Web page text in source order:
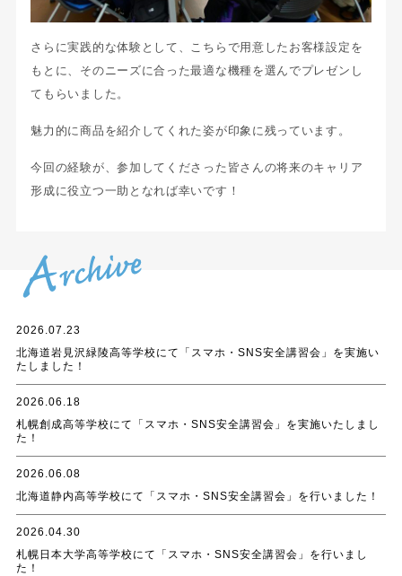
さらに実践的な体験として、こちらで用意したお客様設定を
もとに、そのニーズに合った最適な機種を選んでプレゼンし
てもらいました。
魅力的に商品を紹介してくれた姿が印象に残っています。
今回の経験が、参加してくださった皆さんの将来のキャリア
形成に役立つ一助となれば幸いです！
2026.07.23
北海道岩見沢緑陵高等学校にて「スマホ・SNS安全講習会」を実施い
たしました！
2026.06.18
札幌創成高等学校にて「スマホ・SNS安全講習会」を実施いたしまし
た！
2026.06.08
北海道静内高等学校にて「スマホ・SNS安全講習会」を行いました！
2026.04.30
札幌日本大学高等学校にて「スマホ・SNS安全講習会」を行いまし
た！